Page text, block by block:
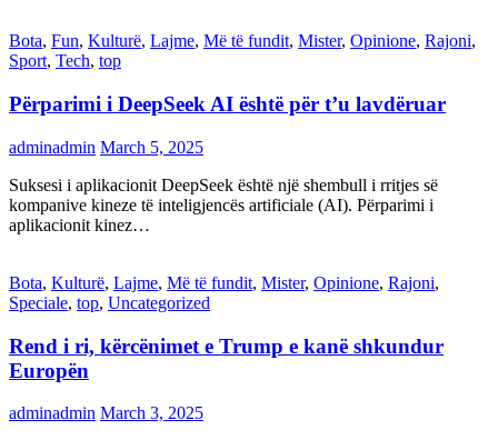
Bota, Fun, Kulturë, Lajme, Më të fundit, Mister, Opinione, Rajoni,
Sport, Tech, top
Përparimi i DeepSeek AI është për t’u lavdëruar
adminadmin March 5, 2025
Suksesi i aplikacionit DeepSeek është një shembull i rritjes së
kompanive kineze të inteligjencës artificiale (AI). Përparimi i
aplikacionit kinez…
Bota, Kulturë, Lajme, Më të fundit, Mister, Opinione, Rajoni,
Speciale, top, Uncategorized
Rend i ri, kërcënimet e Trump e kanë shkundur
Europën
adminadmin March 3, 2025